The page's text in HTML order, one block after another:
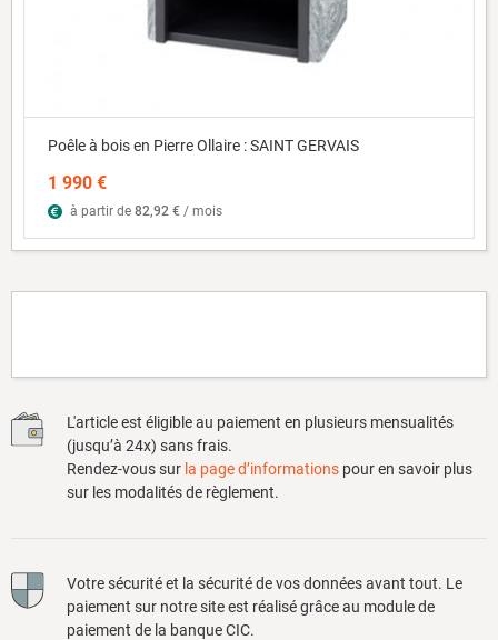
Poêle à bois en Pierre Ollaire : SAINT GERVAIS
1 990 €
à partir de 82,92 € / mois
L'article est éligible au paiement en plusieurs mensualités
(jusqu’à 24x) sans frais.
Rendez-vous sur la page d’informations pour en savoir plus
sur les modalités de règlement.
Votre sécurité et la sécurité de vos données avant tout. Le
paiement sur notre site est réalisé grâce au module de
paiement de la banque CIC.